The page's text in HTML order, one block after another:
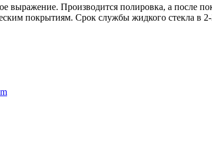
выражение. Производится полировка, а после
покрытиям. Срок службы жидкого стекла в